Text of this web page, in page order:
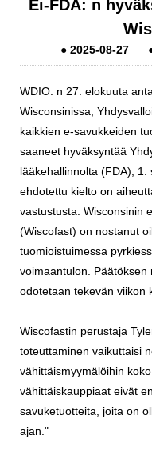
Ei-FDA: n
●2025-08-27
WDIO: n 27. elokuuta
Wisconsinissa,
kaikkien e-savukkeiden
saaneet hyväksyntää
lääkehallinnolta (FDA),
ehdotettu kielto on
vastustusta. Wisconsinin
(Wiscofast) on nostanut
tuomioistuimessa
voimaantulon.
odotetaan tekevän viikon
Wiscofastin perustaja
toteuttaminen vaikuttaisi
vähittäismyymälöihin
vähittäiskauppiaat eivät
savuketuotteita, joita on
ajan."